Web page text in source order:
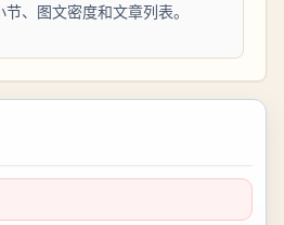
节、图文密度和文章列表。